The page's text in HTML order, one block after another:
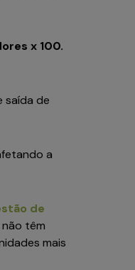
x 100.
saída de
a
de
têm
mais